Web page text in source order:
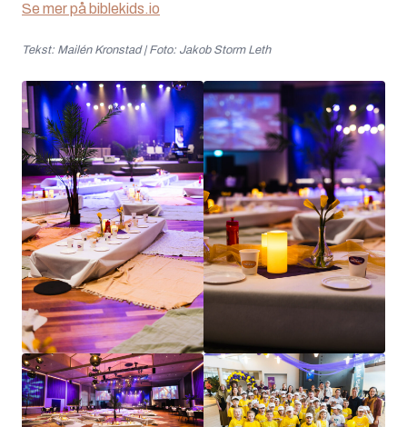
Se mer på biblekids.io
Tekst: Mailén Kronstad | Foto: Jakob Storm Leth